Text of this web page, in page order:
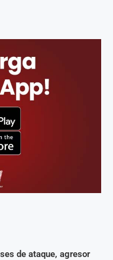
de ataque, agresor